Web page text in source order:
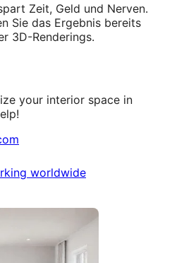
Zeit, Geld und Nerven.
Sie das Ergebnis bereits
3D-Renderings.
your interior space in
worldwide